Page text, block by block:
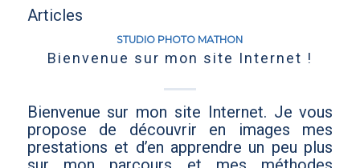
Articles
STUDIO PHOTO MATHON
Bienvenue sur mon site Internet !
Bienvenue sur mon site Internet. Je vous
propose de découvrir en images mes
prestations et d’en apprendre un peu plus